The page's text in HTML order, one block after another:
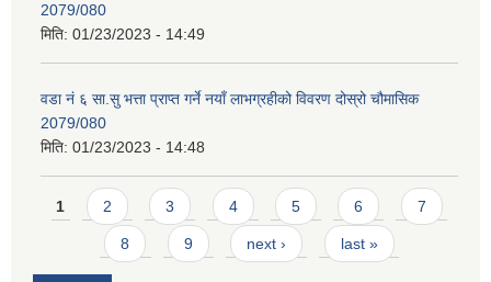
2079/080
मिति: 01/23/2023 - 14:49
वडा नं ६ सा.सु भत्ता प्राप्त गर्ने नयाँ लाभग्रहीको विवरण दोस्रो चौमासिक
2079/080
मिति: 01/23/2023 - 14:48
Pages
1 2 3 4 5 6 7
8 9 next › last »